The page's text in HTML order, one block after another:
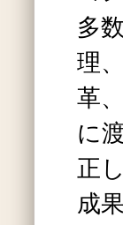
多
理
革
に
正
成